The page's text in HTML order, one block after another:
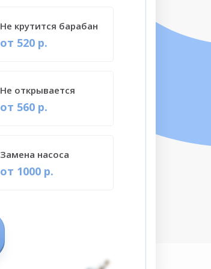
от 520 р.
Не крутится барабан
от 560 р.
Не открывается
от 1000 р.
Замена насоса